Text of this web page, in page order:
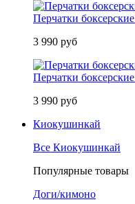
Перчатки
3 990 руб
Перчатки
3 990 руб
Киокушинкай
Все Киокушинкай
Популярные товары
Доги/кимоно